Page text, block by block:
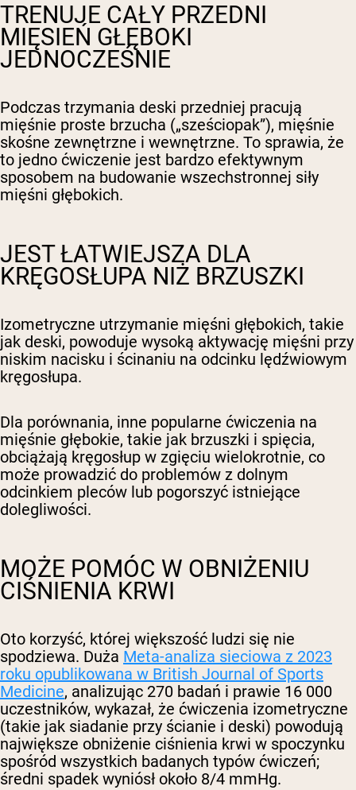
TRENUJE CAŁY PRZEDNI
MIĘSIEŃ GŁĘBOKI
JEDNOCZEŚNIE
Podczas trzymania deski przedniej pracują
mięśnie proste brzucha („sześciopak”), mięśnie
skośne zewnętrzne i wewnętrzne. To sprawia, że
to jedno ćwiczenie jest bardzo efektywnym
sposobem na budowanie wszechstronnej siły
mięśni głębokich.
JEST ŁATWIEJSZA DLA
KRĘGOSŁUPA NIŻ BRZUSZKI
Izometryczne utrzymanie mięśni głębokich, takie
jak deski, powoduje wysoką aktywację mięśni przy
niskim nacisku i ścinaniu na odcinku lędźwiowym
kręgosłupa.
Dla porównania, inne popularne ćwiczenia na
mięśnie głębokie, takie jak brzuszki i spięcia,
obciążają kręgosłup w zgięciu wielokrotnie, co
może prowadzić do problemów z dolnym
odcinkiem pleców lub pogorszyć istniejące
dolegliwości.
MOŻE POMÓC W OBNIŻENIU
CIŚNIENIA KRWI
Oto korzyść, której większość ludzi się nie
spodziewa. Duża Meta-analiza sieciowa z 2023
roku opublikowana w British Journal of Sports
Medicine, analizując 270 badań i prawie 16 000
uczestników, wykazał, że ćwiczenia izometryczne
(takie jak siadanie przy ścianie i deski) powodują
największe obniżenie ciśnienia krwi w spoczynku
spośród wszystkich badanych typów ćwiczeń;
średni spadek wyniósł około 8/4 mmHg.